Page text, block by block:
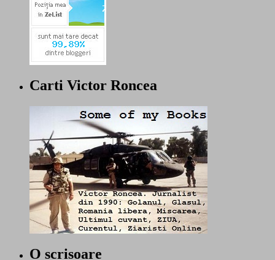
Carti Victor Roncea
O scrisoare